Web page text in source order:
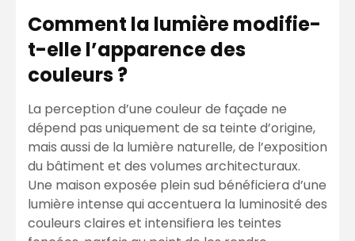
Comment la lumière modifie-
t-elle l’apparence des
couleurs ?
La perception d’une couleur de façade ne
dépend pas uniquement de sa teinte d’origine,
mais aussi de la lumière naturelle, de l’exposition
du bâtiment et des volumes architecturaux.
Une maison exposée plein sud bénéficiera d’une
lumière intense qui accentuera la luminosité des
couleurs claires et intensifiera les teintes